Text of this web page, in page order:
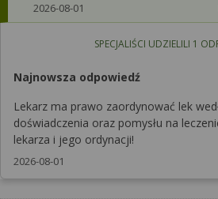
2026-08-01
SPECJALIŚCI UDZIELILI 1
Najnowsza odpowiedź
Lekarz ma prawo zaordynować lek
doświadczenia oraz pomysłu na
lekarza i jego ordynacji!
2026-08-01